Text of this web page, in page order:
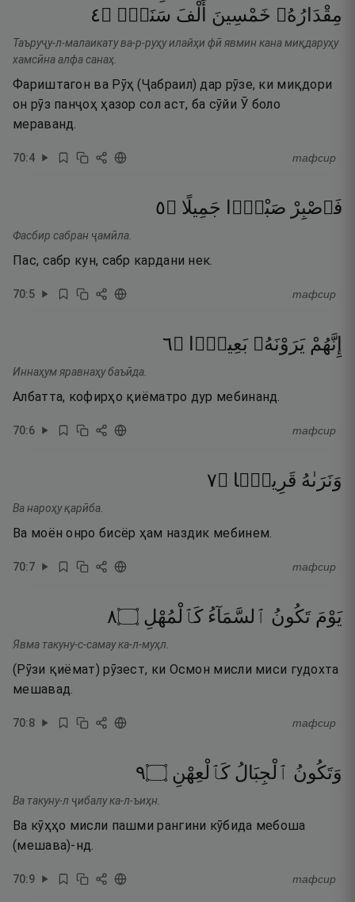
مِقْدَارُهُۥ خَمْسِينَ أَلْفَ سَنَةٍۢ ۝٤
Таъруҷу-л-малаикату ва-р-руҳу илайҳи фӣ явмин кана миқдаруҳу
хамсӣна алфа санаҳ.
Фариштагон ва Рӯҳ (Ҷабраил) дар рӯзе, ки миқдори
он рӯз панҷоҳ ҳазор сол аст, ба сӯйи Ӯ боло
мераванд.
70:4 тафсир
فَٱصْبِرْ صَبْرًۭا جَمِيلًا ۝٥
Фасбир сабран ҷамӣла.
Пас, сабр кун, сабр кардани нек.
70:5 тафсир
إِنَّهُمْ يَرَوْنَهُۥ بَعِيدًۭا ۝٦
Иннаҳум яравнаҳу баъӣда.
Албатта, кофирҳо қиёматро дур мебинанд.
70:6 тафсир
وَنَرَىٰهُ قَرِيبًۭا ۝٧
Ва нароҳу қарӣба.
Ва моён онро бисёр ҳам наздик мебинем.
70:7 тафсир
يَوْمَ تَكُونُ ٱلسَّمَآءُ كَٱلْمُهْلِ ۝٨
Явма такуну-с-самау ка-л-муҳл.
(Рӯзи қиёмат) рӯзест, ки Осмон мисли миси гудохта
мешавад.
70:8 тафсир
وَتَكُونُ ٱلْجِبَالُ كَٱلْعِهْنِ ۝٩
Ва такуну-л ҷибалу ка-л-ъиҳн.
Ва кӯҳҳо мисли пашми рангини кӯбида мебоша
(мешава)-нд.
70:9 тафсир